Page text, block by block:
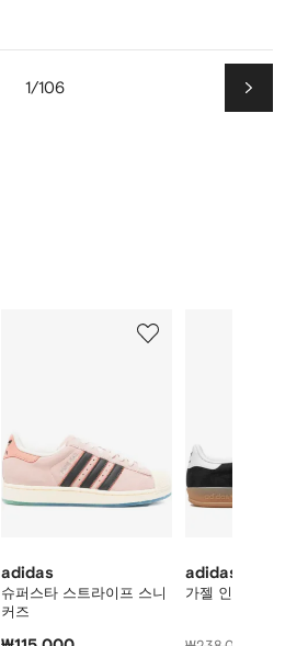
1/106
다
음
adidas
슈퍼스타 스트라이프 스니
커즈
adidas
가젤 인도어 스니